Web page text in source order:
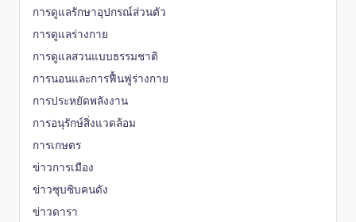
การดูแลรักษาอุปกรณ์ส่วนตัว
การดูแลร่างกาย
การดูแลสวนแบบธรรมชาติ
การนอนและการฟื้นฟูร่างกาย
การประหยัดพลังงาน
การอนุรักษ์สิ่งแวดล้อม
การเกษตร
ข่าวการเมือง
ข่าวซุบซิบคนดัง
ข่าวดารา